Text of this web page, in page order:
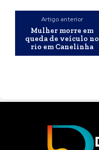
Artigo anterior
Mulher morre em
queda de veículo no
rio em Canelinha